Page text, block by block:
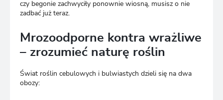
czy begonie zachwyciły ponownie wiosną, musisz o nie
zadbać już teraz.
Mrozoodporne kontra wrażliwe
– zrozumieć naturę roślin
Świat roślin cebulowych i bulwiastych dzieli się na dwa
obozy: